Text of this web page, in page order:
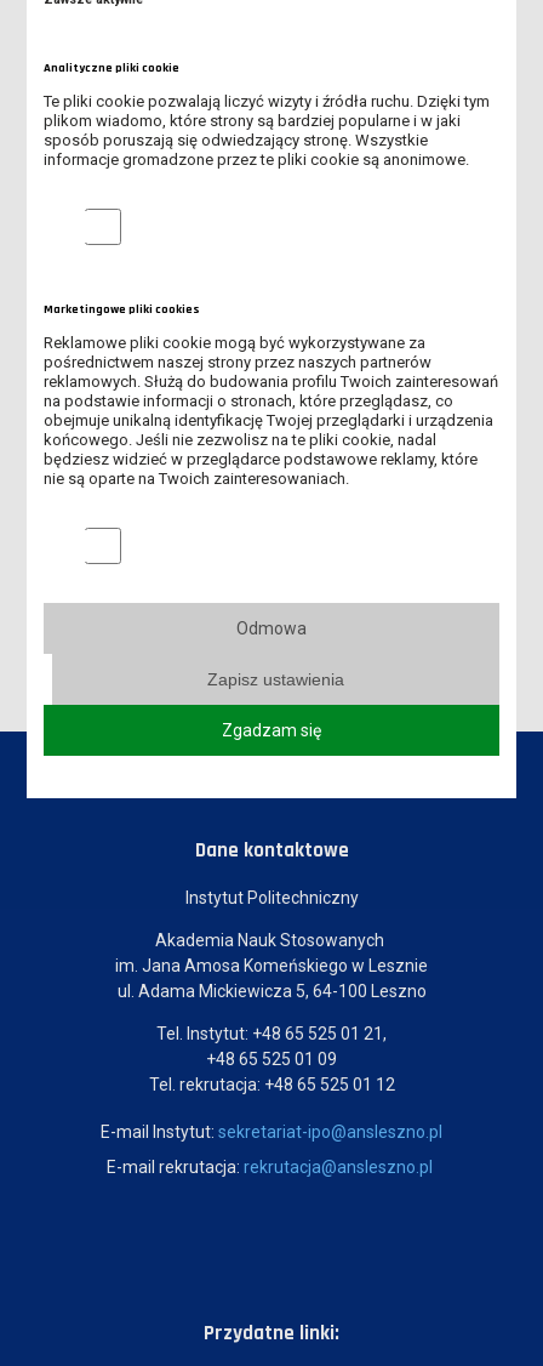
WYKŁADOWCÓW
KOMUNIKAT JM REKTORA WS. DNIA REKTORSKIEGO
WYKŁADOWCA NA MEDAL 2026 - ZNAMY LAUREATÓW VI EDYCJI
PIERWSZA ZBIÓRKA KRĘGOWA - 29.05.2026 R.
SPOTKANIE POŚWIĘCONE TEMATYCE HARCERSKIEJ - 12.05.2026
R.
ANKIETA - ROLA RODZINY I UNIWERSYTETU W
PRZECIWDZIAŁANIU ZACHOWAŃ RYZYKOWNYCH MŁODZIEŻY
SPOTKANIE NAUKOWE W RAMACH CYKLU "WYKŁADY MISTRZÓW"
DNI PATRONA 19-21 MAJA 2026
Dane kontaktowe
Instytut Politechniczny
Akademia Nauk Stosowanych
im. Jana Amosa Komeńskiego w Lesznie
ul. Adama Mickiewicza 5, 64-100 Leszno
Tel. Instytut: +48 65 525 01 21,
+48 65 525 01 09
Tel. rekrutacja: +48 65 525 01 12
E-mail Instytut: sekretariat-ipo@ansleszno.pl
E-mail rekrutacja: rekrutacja@ansleszno.pl
Przydatne linki:
Analityczne pliki cookie
Te pliki cookie pozwalają liczyć wizyty i źródła ruchu. Dzięki tym
plikom wiadomo, które strony są bardziej popularne i w jaki
sposób poruszają się odwiedzający stronę. Wszystkie
informacje gromadzone przez te pliki cookie są anonimowe.
Analityczne pliki cookie
Marketingowe pliki cookies
Reklamowe pliki cookie mogą być wykorzystywane za
pośrednictwem naszej strony przez naszych partnerów
reklamowych. Służą do budowania profilu Twoich zainteresowań
na podstawie informacji o stronach, które przeglądasz, co
obejmuje unikalną identyfikację Twojej przeglądarki i urządzenia
końcowego. Jeśli nie zezwolisz na te pliki cookie, nadal
będziesz widzieć w przeglądarce podstawowe reklamy, które
nie są oparte na Twoich zainteresowaniach.
Marketingowe pliki cookies
Odmowa
Zapisz ustawienia
Zgadzam się